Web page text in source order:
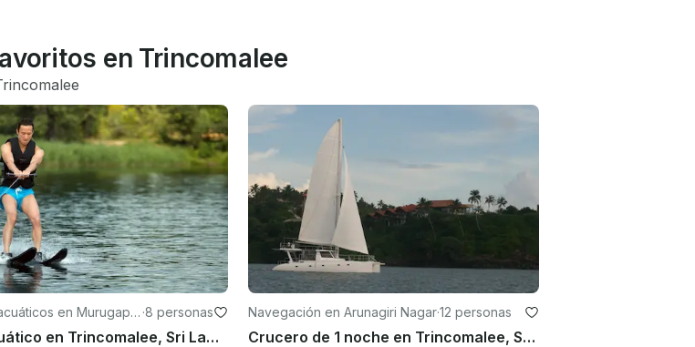
en Trincomalee
en Murugapu ·8 personas
Esquí acuático en Trincomalee, Sri Lanka
Navegación en Arunagiri Nagar·12 personas
Crucero de 1 noche en Trincomalee, Sri Lanka